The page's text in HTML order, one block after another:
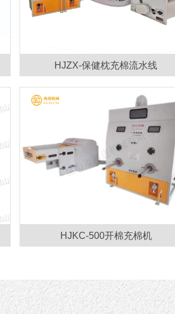
HJZX-保健枕充棉流水线
HJKC-500开棉充棉机